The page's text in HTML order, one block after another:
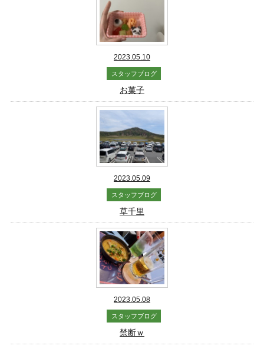
2023.05.10
スタッフブログ
お菓子
2023.05.09
スタッフブログ
草千里
2023.05.08
スタッフブログ
禁断ｗ